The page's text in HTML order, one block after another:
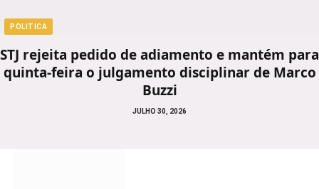
POLITICA
STJ rejeita pedido de adiamento e mantém para
quinta-feira o julgamento disciplinar de Marco
Buzzi
JULHO 30, 2026